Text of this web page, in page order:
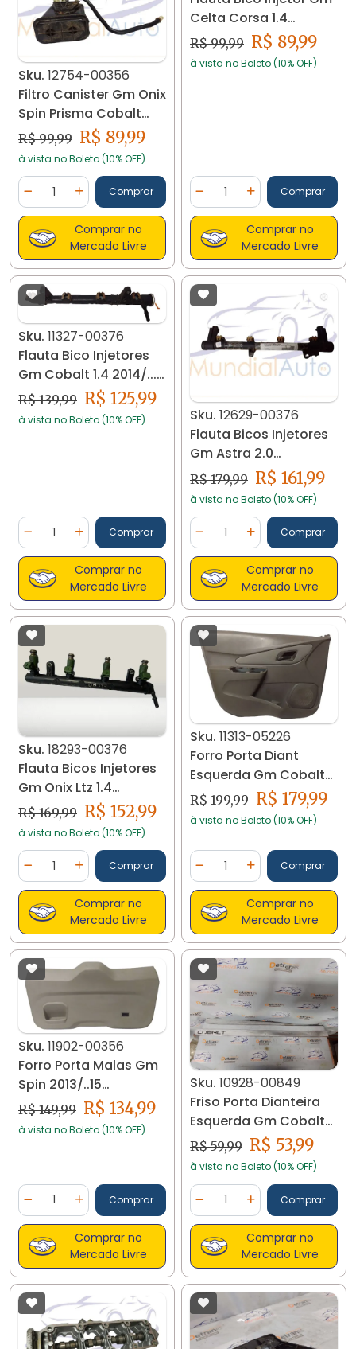
Sku. 12754-00356
Filtro Canister Gm Onix
Spin Prisma Cobalt
94749726 12754
R$ 99,99 R$ 89,99
à vista no Boleto (10% OFF)
Diminuir Quantidade
Quantidade
Adicionar Quantidade
Comprar
Comprar no
Mercado Livre
Celta Corsa 1.4
25365492a 11812
R$ 99,99 R$ 89,99
à vista no Boleto (10% OFF)
Diminuir Quantidade
Quantidade
AdicionarComprar
Comprar no
Mercado Livre
Sku. 11327-00376
Flauta Bico Injetores
Gm Cobalt 1.4 2014/...
11327
R$ 139,99 R$ 125,99
à vista no Boleto (10% OFF)
Diminuir Quantidade
Quantidade
Adicionar Quantidade
Comprar
Comprar no
Mercado Livre
Sku. 12629-00376
Flauta Bicos Injetores
Gm Astra 2.0
52900901709 12629
R$ 179,99 R$ 161,99
à vista no Boleto (10% OFF)
Diminuir Quantidade
Quantidade
AdicionarComprar
Comprar no
Mercado Livre
Sku. 18293-00376
Flauta Bicos Injetores
Gm Onix Ltz 1.4
2013/2016 18293
R$ 169,99 R$ 152,99
à vista no Boleto (10% OFF)
Diminuir Quantidade
Quantidade
Adicionar Quantidade
Comprar
Comprar no
Mercado Livre
Sku. 11313-05226
Forro Porta Diant
Esquerda Gm Cobalt
14/..19 11313
R$ 199,99 R$ 179,99
à vista no Boleto (10% OFF)
Diminuir Quantidade
Quantidade
AdicionarComprar
Comprar no
Mercado Livre
Sku. 11902-00356
Forro Porta Malas Gm
Spin 2013/..15
52039287 11902
R$ 149,99 R$ 134,99
à vista no Boleto (10% OFF)
Diminuir Quantidade
Quantidade
Adicionar Quantidade
Comprar
Comprar no
Mercado Livre
Sku. 10928-00849
Friso Porta Dianteira
Esquerda Gm Cobalt
10928
R$ 59,99 R$ 53,99
à vista no Boleto (10% OFF)
Diminuir Quantidade
Quantidade
AdicionarComprar
Comprar no
Mercado Livre